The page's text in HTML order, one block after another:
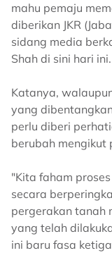
mahu pemaju
diberikan JKR
sidang media
Shah di sini hari ini.
Katanya,
yang
perlu diberi
berubah mengikut
"Kita faham
secara
pergerakan tanah
yang telah
ini baru fasa